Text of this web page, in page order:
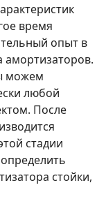
время
опыт в
амортизаторов.
можем
любой
После
стадии
стойки,